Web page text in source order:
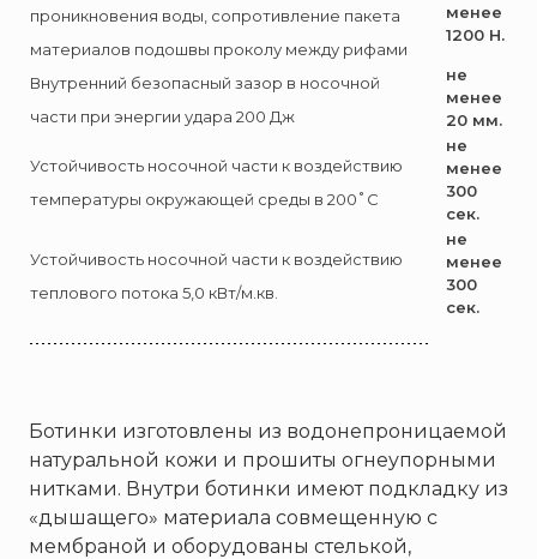
«Шанс»
АО «КОРПОРАЦИЯ
«РОСХИМЗАЩИТА»
Бонус-Вита
Брандбулл
Бриз-Кама
ИВС-Сигналспецавтоматика
ИНЕЙ
Коруфайер
проникновения воды, сопротивление пакета
материалов подошвы проколу между рифами
менее
1200 Н.
Внутренний безопасный зазор в носочной
части при энергии удара 200 Дж
не
менее
20 мм.
Устойчивость носочной части к воздействию
температуры окружающей среды в 200˚С
не
менее
300
сек.
Устойчивость носочной части к воздействию
теплового потока 5,0 кВт/м.кв.
не
менее
300
сек.
Ботинки изготовлены из водонепроницаемой
натуральной кожи и прошиты огнеупорными
нитками. Внутри ботинки имеют подкладку из
«дышащего» материала совмещенную с
мембраной и оборудованы стелькой,